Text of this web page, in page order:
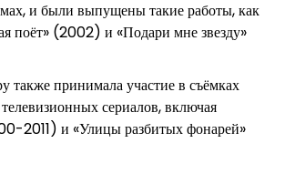
и были выпущены такие работы, как
поёт» (2002) и «Подари мне звезду»
также принимала участие в съёмках
сериалов, включая
2011) и «Улицы разбитых фонарей»